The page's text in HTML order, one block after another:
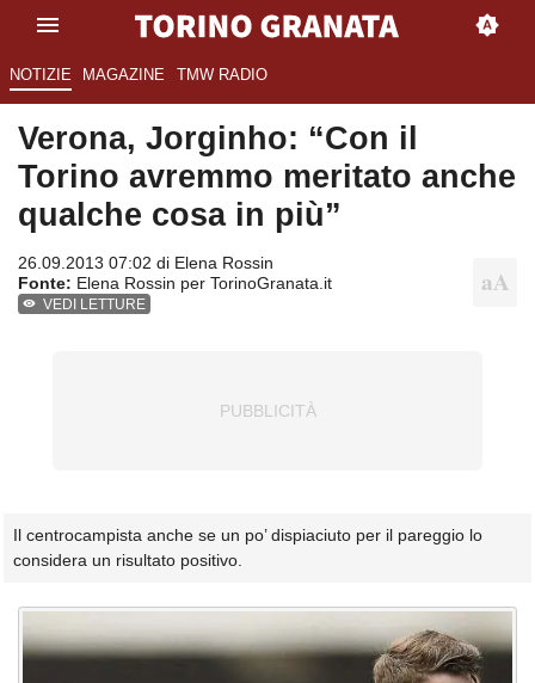
NOTIZIE MAGAZINE TMW RADIO
Verona, Jorginho: “Con il
Torino avremmo meritato anche
qualche cosa in più”
26.09.2013 07:02 di Elena Rossin
Fonte: Elena Rossin per TorinoGranata.it
VEDI LETTURE
Il centrocampista anche se un po’ dispiaciuto per il pareggio lo
considera un risultato positivo.